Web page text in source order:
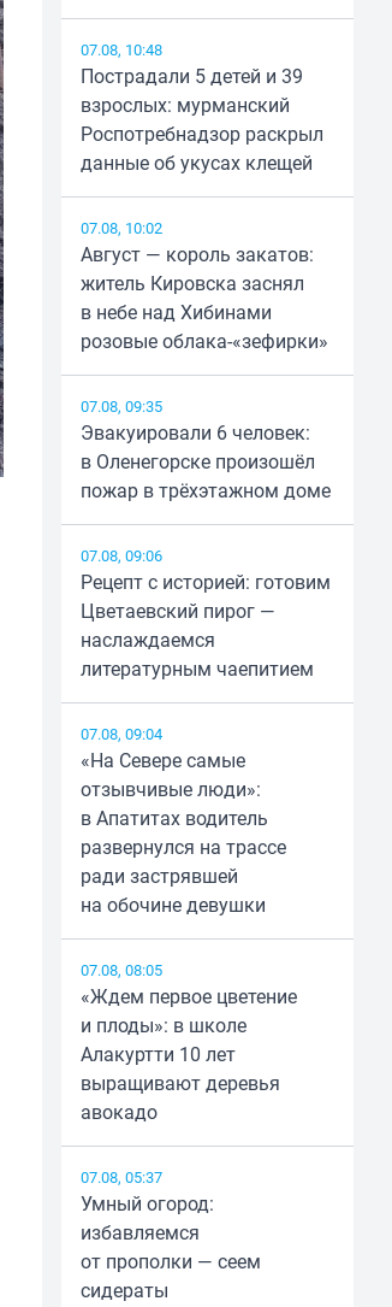
07.08, 10:48
Пострадали 5 детей и 39
взрослых: мурманский
Роспотребнадзор раскрыл
данные об укусах клещей
07.08, 10:02
Август — король закатов:
житель Кировска заснял
в небе над Хибинами
розовые облака-«зефирки»
07.08, 09:35
Эвакуировали 6 человек:
в Оленегорске произошёл
пожар в трёхэтажном доме
07.08, 09:06
Рецепт с историей: готовим
Цветаевский пирог —
наслаждаемся
литературным чаепитием
07.08, 09:04
«На Севере самые
отзывчивые люди»:
в Апатитах водитель
развернулся на трассе
ради застрявшей
на обочине девушки
07.08, 08:05
«Ждем первое цветение
и плоды»: в школе
Алакуртти 10 лет
выращивают деревья
авокадо
07.08, 05:37
Умный огород:
избавляемся
от прополки — сеем
сидераты